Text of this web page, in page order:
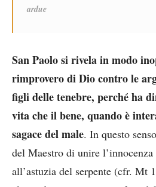
ardue
San Paolo si rivela in modo
rimprovero di Dio contro le
figli delle tenebre, perché ha
vita che il bene, quando è
sagace del male. In questo
del Maestro di unire
all’astuzia del serpente (cfr. Mt